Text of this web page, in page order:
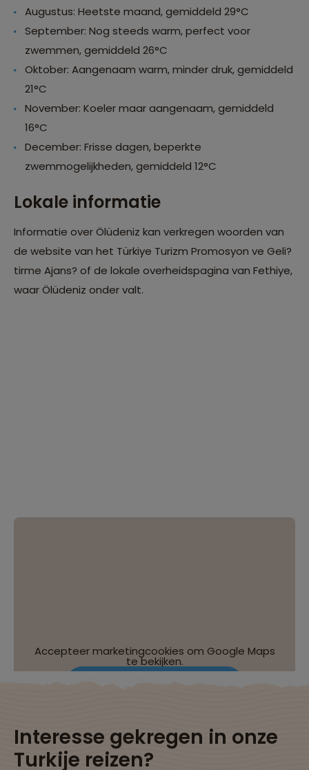
Augustus: Heetste maand, gemiddeld 29°C
September: Nog steeds warm, perfect voor
zwemmen, gemiddeld 26°C
Oktober: Aangenaam warm, minder druk, gemiddeld
21°C
November: Koeler maar aangenaam, gemiddeld
16°C
December: Frisse dagen, beperkte
zwemmogelijkheden, gemiddeld 12°C
Lokale informatie
Informatie over Ölüdeniz kan verkregen woorden van
de website van het Türkiye Turizm Promosyon ve Geli?
tirme Ajans? of de lokale overheidspagina van Fethiye,
waar Ölüdeniz onder valt.
Accepteer marketingcookies om Google Maps
te bekijken.
Interesse gekregen in onze
Turkije reizen?